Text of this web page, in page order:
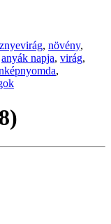
, növény,
anyák napja, virág,
,